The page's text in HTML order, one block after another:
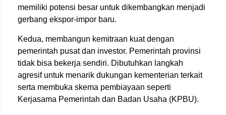
memiliki potensi besar untuk dikembangkan menjadi
gerbang ekspor-impor baru.
Kedua, membangun kemitraan kuat dengan
pemerintah pusat dan investor. Pemerintah provinsi
tidak bisa bekerja sendiri. Dibutuhkan langkah
agresif untuk menarik dukungan kementerian terkait
serta membuka skema pembiayaan seperti
Kerjasama Pemerintah dan Badan Usaha (KPBU).